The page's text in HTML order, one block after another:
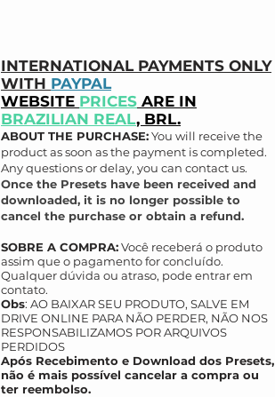
INTERNATIONAL PAYMENTS ONLY
WITH PAYPAL
WEBSITE PRICES ARE IN
BRAZILIAN REAL, BRL.
ABOUT THE PURCHASE:You will receive the
product as soon as the payment is completed.
Any questions or delay, you can contact us.
Once the Presets have been received and
downloaded, it is no longer possible to
cancel the purchase or obtain a refund.
SOBRE A COMPRA:Você receberá o produto
assim que o pagamento for concluído.
Qualquer dúvida ou atraso, pode entrar em
contato.
Obs: AO BAIXAR SEU PRODUTO, SALVE EM
DRIVE ONLINE PARA NÃO PERDER, NÃO NOS
RESPONSABILIZAMOS POR ARQUIVOS
PERDIDOS
Após Recebimento e Download dos Presets,
não é mais possível cancelar a compra ou
ter reembolso.